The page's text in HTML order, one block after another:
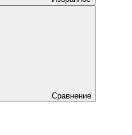
Сравнение